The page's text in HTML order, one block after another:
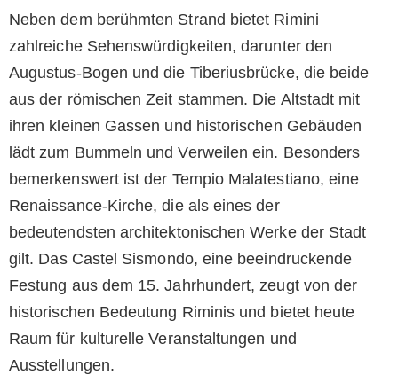
Neben dem berühmten Strand bietet Rimini
zahlreiche Sehenswürdigkeiten, darunter den
Augustus-Bogen und die Tiberiusbrücke, die beide
aus der römischen Zeit stammen. Die Altstadt mit
ihren kleinen Gassen und historischen Gebäuden
lädt zum Bummeln und Verweilen ein. Besonders
bemerkenswert ist der Tempio Malatestiano, eine
Renaissance-Kirche, die als eines der
bedeutendsten architektonischen Werke der Stadt
gilt. Das Castel Sismondo, eine beeindruckende
Festung aus dem 15. Jahrhundert, zeugt von der
historischen Bedeutung Riminis und bietet heute
Raum für kulturelle Veranstaltungen und
Ausstellungen.